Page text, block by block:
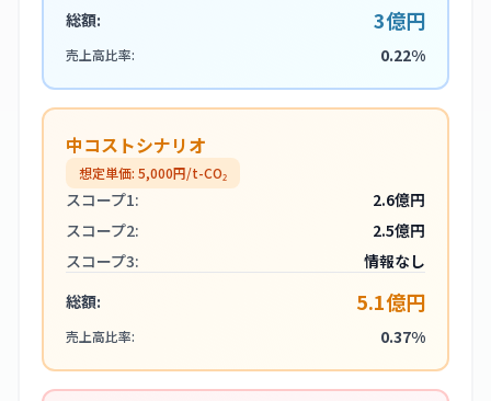
総額:
3億円
売上高比率: 0.22%
中コストシナリオ
想定単価: 5,000円/t-CO₂
スコープ1:
2.6億円
スコープ2:
2.5億円
スコープ3:
情報なし
総額:
5.1億円
売上高比率: 0.37%